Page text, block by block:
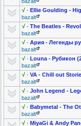
√ · Ellie Goulding -
bazalt
√ · The Beatles -
bazalt
√ · Ария - Легенды
bazalt
√ · Louna - Рубикон
bazalt
√ · VA - Chill out
bazalt
√ · John Legend -
bazalt
√ · Babymetal - The
bazalt
√ · MiyaGi & Andy